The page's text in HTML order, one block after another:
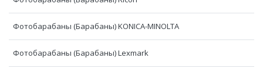
Фотобарабаны (Барабаны) KONICA-MINOLTA
Фотобарабаны (Барабаны) Lexmark